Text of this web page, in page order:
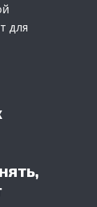
для